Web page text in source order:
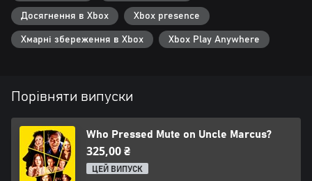
Досягнення в Xbox Xbox presence
Хмарні збереження в Xbox Xbox Play Anywhere
Порівняти випуски
Who Pressed Mute on Uncle Marcus?
325,00 ₴
ЦЕЙ ВИПУСК